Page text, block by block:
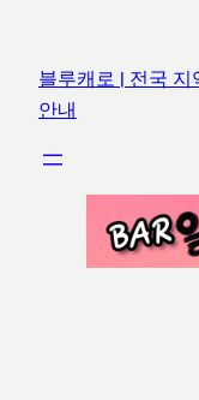
블루캐로 | 전국
안내